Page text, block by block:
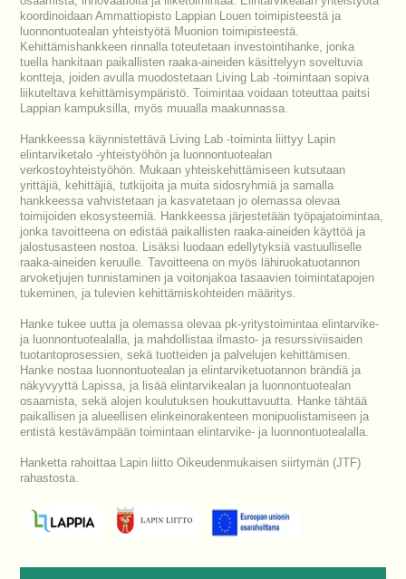
koordinoidaan Ammattiopisto Lappian Louen toimipisteestä ja
luonnontuotealan yhteistyötä Muonion toimipisteestä.
Kehittämishankkeen rinnalla toteutetaan investointihanke, jonka
tuella hankitaan paikallisten raaka-aineiden käsittelyyn soveltuvia
kontteja, joiden avulla muodostetaan Living Lab -toimintaan sopiva
liikuteltava kehittämisympäristö. Toimintaa voidaan toteuttaa paitsi
Lappian kampuksilla, myös muualla maakunnassa.
Hankkeessa käynnistettävä Living Lab -toiminta liittyy Lapin
elintarviketalo -yhteistyöhön ja luonnontuotealan
verkostoyhteistyöhön. Mukaan yhteiskehittämiseen kutsutaan
yrittäjiä, kehittäjiä, tutkijoita ja muita sidosryhmiä ja samalla
hankkeessa vahvistetaan ja kasvatetaan jo olemassa olevaa
toimijoiden ekosysteemiä. Hankkeessa järjestetään työpajatoimintaa,
jonka tavoitteena on edistää paikallisten raaka-aineiden käyttöä ja
jalostusasteen nostoa. Lisäksi luodaan edellytyksiä vastuulliselle
raaka-aineiden keruulle. Tavoitteena on myös lähiruokatuotannon
arvoketjujen tunnistaminen ja voitonjakoa tasaavien toimintatapojen
tukeminen, ja tulevien kehittämiskohteiden määritys.
Hanke tukee uutta ja olemassa olevaa pk-yritystoimintaa elintarvike-
ja luonnontuotealalla, ja mahdollistaa ilmasto- ja resurssiviisaiden
tuotantoprosessien, sekä tuotteiden ja palvelujen kehittämisen.
Hanke nostaa luonnontuotealan ja elintarviketuotannon brändiä ja
näkyvyyttä Lapissa, ja lisää elintarvikealan ja luonnontuotealan
osaamista, sekä alojen koulutuksen houkuttavuutta. Hanke tähtää
paikallisen ja alueellisen elinkeinorakenteen monipuolistamiseen ja
entistä kestävämpään toimintaan elintarvike- ja luonnontuotealalla.
Hanketta rahoittaa Lapin liitto Oikeudenmukaisen siirtymän (JTF)
rahastosta.